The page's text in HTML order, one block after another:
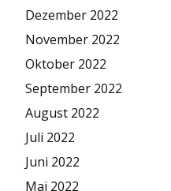
Dezember 2022
November 2022
Oktober 2022
September 2022
August 2022
Juli 2022
Juni 2022
Mai 2022